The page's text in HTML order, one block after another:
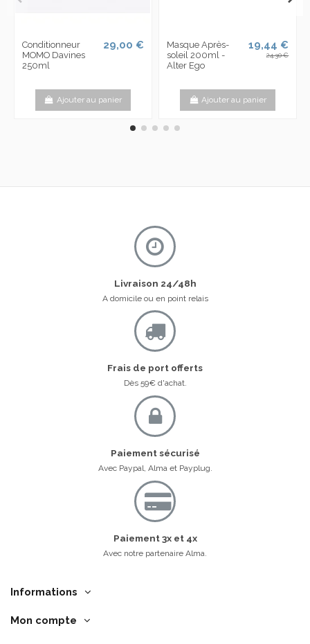
Conditionneur
MOMO Davines
250ml
29,00 €
Ajouter au panier
Masque Après-
soleil 200ml -
Alter Ego
19,44 €
24,30 €
Ajouter au panier
Livraison 24/48h
A domicile ou en point relais
Frais de port offerts
Dès 59€ d'achat.
Paiement sécurisé
Avec Paypal, Alma et Payplug.
Paiement 3x et 4x
Avec notre partenaire Alma.
Informations
Mon compte